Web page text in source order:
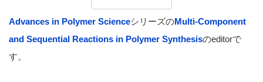
Advances in Polymer ScienceシリーズのMulti-Component
and Sequential Reactions in Polymer Synthesisのeditorで
す。